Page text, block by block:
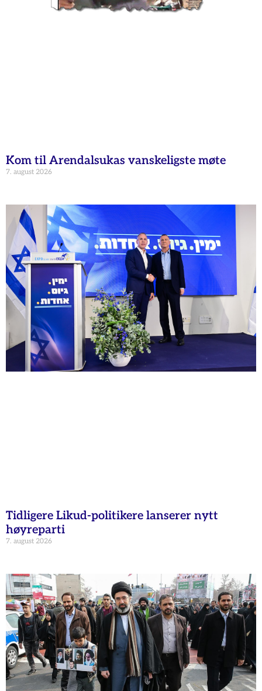
Kom til Arendalsukas vanskeligste møte
7. august 2026
Tidligere Likud-politikere lanserer nytt
høyreparti
7. august 2026